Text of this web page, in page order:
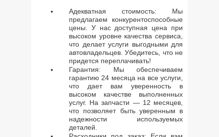
Адекватная стоимость: Мы
предлагаем конкурентоспособные
цены. У нас доступная цена при
высоком уровне качества сервиса,
что делает услуги выгодными для
автовладельцев. Убедитесь, что не
придется переплачивать!
Гарантия: Мы обеспечиваем
гарантию 24 месяца на все услуги,
что дает вам уверенность в
высоком качестве выполненных
услуг. На запчасти — 12 месяцев,
что позволяет быть уверенным в
надежности используемых
деталей.